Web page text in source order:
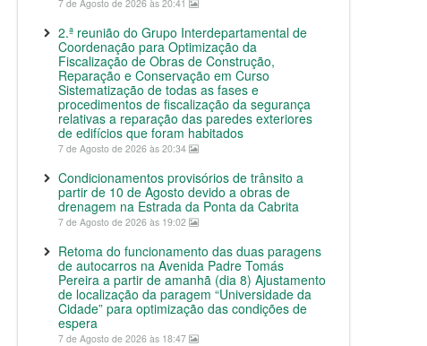
7 de Agosto de 2026 às 20:41
2.ª reunião do Grupo Interdepartamental de
Coordenação para Optimização da
Fiscalização de Obras de Construção,
Reparação e Conservação em Curso
Sistematização de todas as fases e
procedimentos de fiscalização da segurança
relativas a reparação das paredes exteriores
de edifícios que foram habitados
7 de Agosto de 2026 às 20:34
Condicionamentos provisórios de trânsito a
partir de 10 de Agosto devido a obras de
drenagem na Estrada da Ponta da Cabrita
7 de Agosto de 2026 às 19:02
Retoma do funcionamento das duas paragens
de autocarros na Avenida Padre Tomás
Pereira a partir de amanhã (dia 8) Ajustamento
de localização da paragem “Universidade da
Cidade” para optimização das condições de
espera
7 de Agosto de 2026 às 18:47